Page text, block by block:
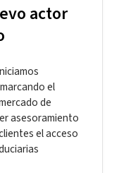
actor
el
de
asesoramiento
el acceso